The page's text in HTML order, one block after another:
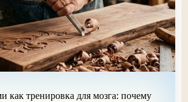
как тренировка для мозга: почему